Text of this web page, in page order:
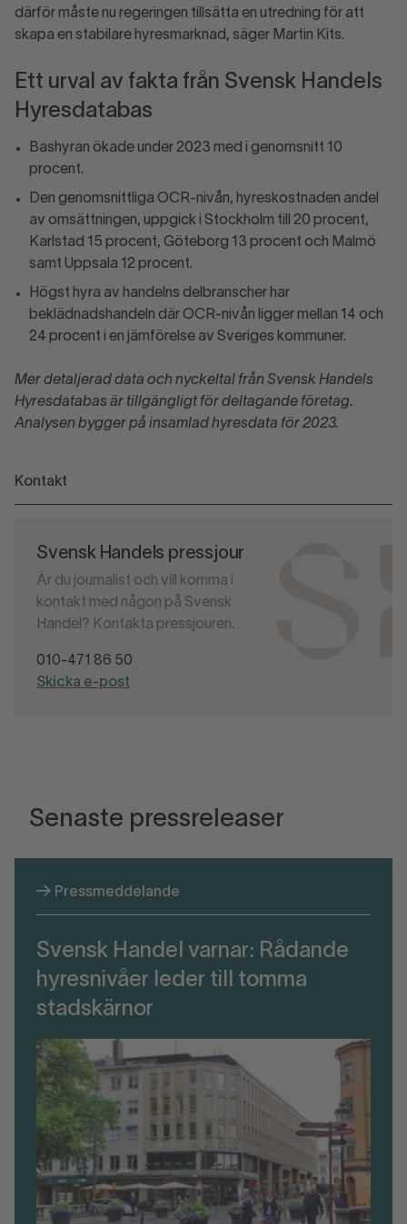
därför måste nu regeringen tillsätta en utredning för att
skapa en stabilare hyresmarknad, säger Martin Kits.
Ett urval av fakta från Svensk Handels
Hyresdatabas
Bashyran ökade under 2023 med i genomsnitt 10
procent.
Den genomsnittliga OCR-nivån, hyreskostnaden andel
av omsättningen, uppgick i Stockholm till 20 procent,
Karlstad 15 procent, Göteborg 13 procent och Malmö
samt Uppsala 12 procent.
Högst hyra av handelns delbranscher har
beklädnadshandeln där OCR-nivån ligger mellan 14 och
24 procent i en jämförelse av Sveriges kommuner.
Mer detaljerad data och nyckeltal från Svensk Handels
Hyresdatabas är tillgängligt för deltagande företag.
Analysen bygger på insamlad hyresdata för 2023.
Kontakt
Svensk Handels pressjour
Är du journalist och vill komma i
kontakt med någon på Svensk
Handel? Kontakta pressjouren.
010-471 86 50
Skicka e-post
Senaste pressreleaser
Pressmeddelande
Svensk Handel varnar: Rådande
hyresnivåer leder till tomma
stadskärnor